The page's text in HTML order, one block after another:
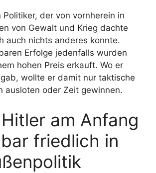
Politiker, der von vornherein in
von Gewalt und Krieg dachte
auch nichts anderes konnte.
Erfolge jedenfalls wurden
hohen Preis erkauft. Wo er
wollte er damit nur taktische
ausloten oder Zeit gewinnen.
am Anfang
friedlich in